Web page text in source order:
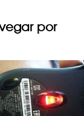
por